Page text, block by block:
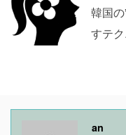
韓国
すテ
an